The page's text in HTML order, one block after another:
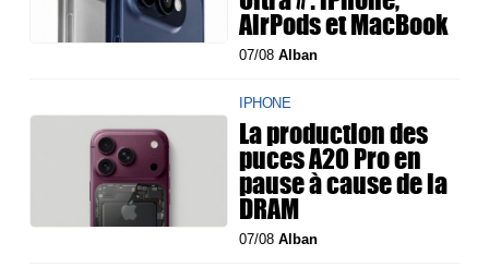
AirPods et MacBook
07/08Alban
IPHONE
La production des
puces A20 Pro en
pause à cause de la
DRAM
07/08Alban